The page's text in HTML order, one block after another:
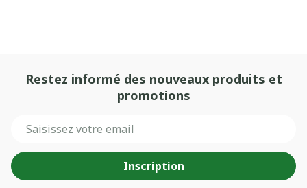
Restez informé des nouveaux produits et
promotions
Inscription